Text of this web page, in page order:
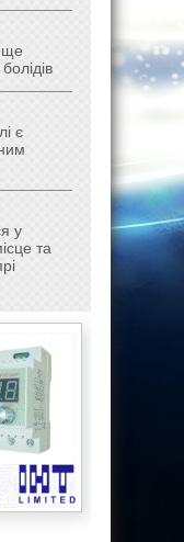
ще
є
у
та